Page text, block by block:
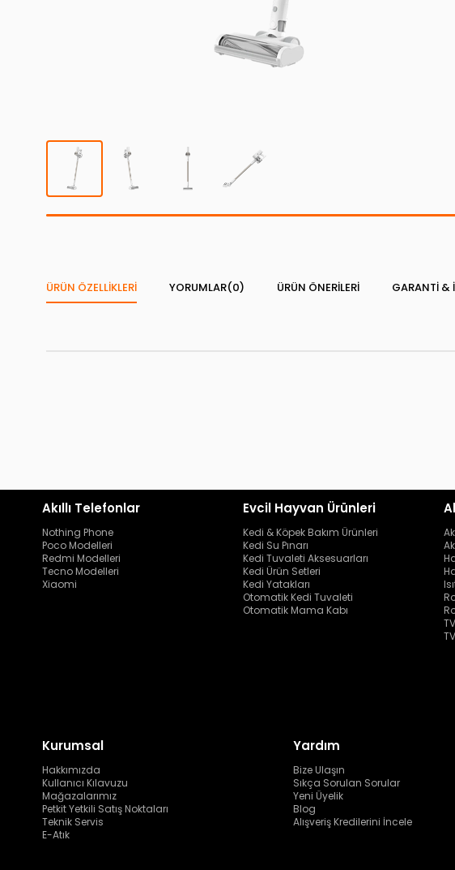
ÜRÜN ÖZELLIKLERI YORUMLAR(0) ÜRÜN ÖNERILERI GARANTI &
Akıllı Telefonlar
Nothing Phone
Poco Modelleri
Redmi Modelleri
Tecno Modelleri
Xiaomi
Evcil Hayvan Ürünleri
Kedi & Köpek Bakım Ürünleri
Kedi Su Pınarı
Kedi Tuvaleti Aksesuarları
Kedi Ürün Setleri
Kedi Yatakları
Otomatik Kedi Tuvaleti
Otomatik Mama Kabı
Kurumsal
Hakkımızda
Kullanıcı Kılavuzu
Mağazalarımız
Petkit Yetkili Satış Noktaları
Teknik Servis
E-Atık
Yardım
Bize Ulaşın
Sıkça Sorulan Sorular
Yeni Üyelik
Blog
Alışveriş Kredilerini İncele